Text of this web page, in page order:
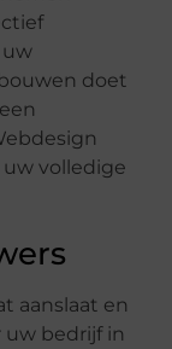
uw
doet
uw volledige
aanslaat en
bedrijf in